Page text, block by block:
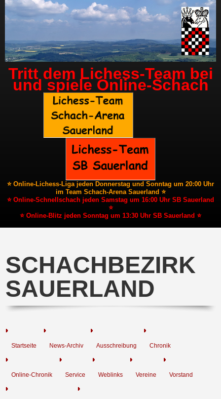
Tritt dem Lichess-Team bei
und spiele Online-Schach
⭐ Online-Lichess-Liga jeden Donnerstag und Sonntag um 20:00 Uhr
im Team Schach-Arena Sauerland ⭐
⭐ Online-Schnellschach jeden Samstag um 16:00 Uhr SB Sauerland
⭐
⭐ Online-Blitz jeden Sonntag um 13:30 Uhr SB Sauerland ⭐
SCHACHBEZIRK
SAUERLAND
Startseite News-Archiv Ausschreibung Chronik
Online-Chronik Service Weblinks Vereine Vorstand